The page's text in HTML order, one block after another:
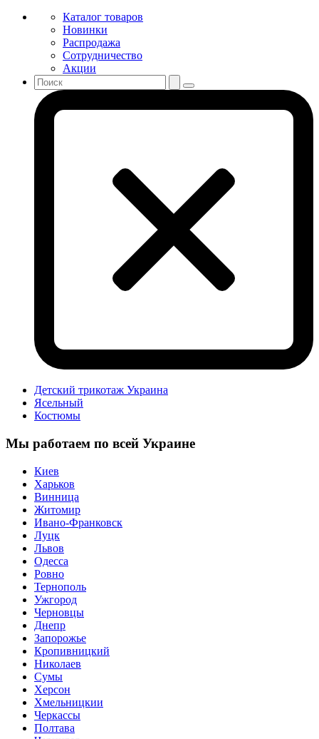
Каталог товаров
Новинки
Распродажа
Сотрудничество
Акции
Детский трикотаж Украина
Ясельный
Костюмы
Мы работаем по всей Украине
Киев
Харьков
Винница
Житомир
Ивано-Франковск
Луцк
Львов
Одесса
Ровно
Тернополь
Ужгород
Черновцы
Днепр
Запорожье
Кропивницкий
Николаев
Сумы
Херсон
Хмельницкии
Черкассы
Полтава